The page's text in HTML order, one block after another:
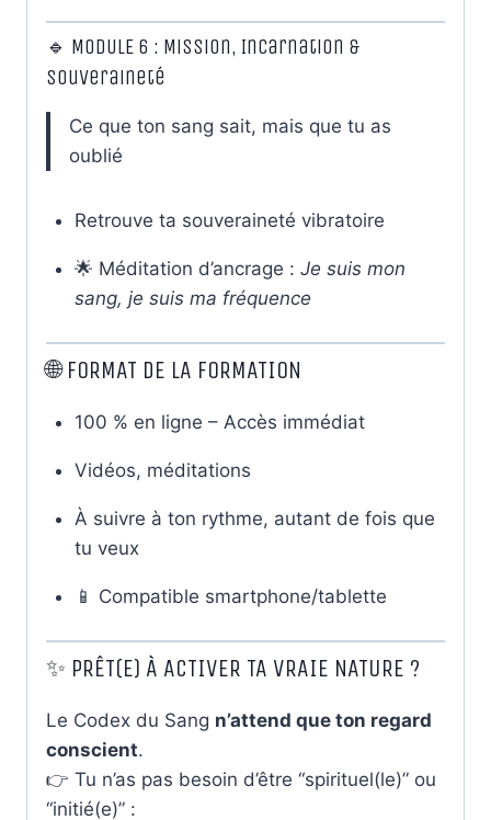
🔹 MODULE 6 : Mission, Incarnation &
Souveraineté
Ce que ton sang sait, mais que tu as
oublié
Retrouve ta souveraineté vibratoire
🌟 Méditation d’ancrage : Je suis mon
sang, je suis ma fréquence
🌐 FORMAT DE LA FORMATION
100 % en ligne – Accès immédiat
Vidéos, méditations
À suivre à ton rythme, autant de fois que
tu veux
📱 Compatible smartphone/tablette
✨ PRÊT(E) À ACTIVER TA VRAIE NATURE ?
Le Codex du Sang n’attend que ton regard
conscient.
👉 Tu n’as pas besoin d’être “spirituel(le)” ou
“initié(e)” :